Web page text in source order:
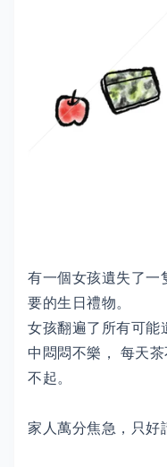
有一個女孩遺失了一
要的生日禮物。
女孩翻遍了所有可能
中悶悶不樂， 每天
不起。
家人萬分焦急，只好